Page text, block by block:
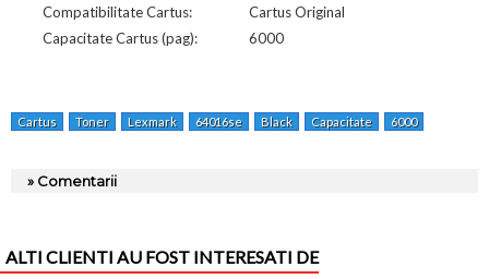
Compatibilitate Cartus:
Cartus Original
Capacitate Cartus (pag):
6000
Cartus Toner Lexmark 64016se Black Capacitate 6000
» Comentarii
ALTI CLIENTI AU FOST INTERESATI DE